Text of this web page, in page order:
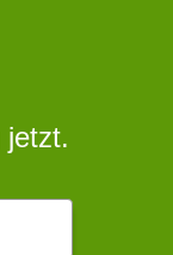
jetzt.